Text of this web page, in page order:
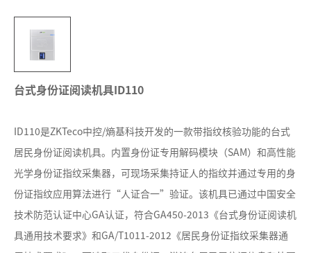
台式身份证阅读机具ID110
ID110是ZKTeco中控/熵基科技开发的一款带指纹核验功能的台式
居民身份证阅读机具。内置身份证专用解码模块（SAM）和高性能
光学身份证指纹采集器，可现场采集持证人的指纹并通过专用的身
份证指纹应用算法进行“人证合一”验证。该机具已通过中国安全
技术防范认证中心GA认证，符合GA450-2013《台式身份证阅读机
具通用技术要求》和GA/T1011-2012《居民身份证指纹采集器通